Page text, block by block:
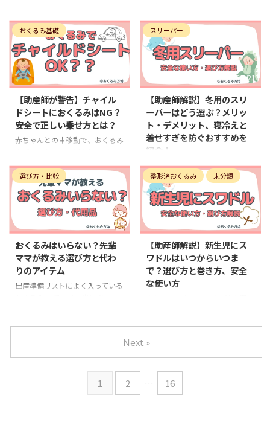
響や、悪影響を避けるためのポイ
ントを、月齢ごとにわかりやすく
解説します。 スワドルが赤ちゃ
んの発 ...
この記事では、赤ちゃんが寝ない
原因と、その対策をやさしく丁寧
にお伝えします。 無理をせず、で
きるところから試してみてく ...
後3週目前後。突然よく泣くよう
になり、「これって普通？」「私
の育児が悪いの？」と不安になる
ママはとても多いです。 この時期
は「魔の3週目」と呼ばれ、新生
児が大きく変化するタイミングと
言われています。 ここでは、魔の
3週目で新生児に何が起きている
のか、よくある様子や対処法、マ
マが少しでも楽になるためのヒン
トを、やさしくわかりやすくお伝
たよ〜！！ 魔の3週目で
新生児に起きていることを知ろう
まずは、魔の3週目で新生児の体
や心にどんな変化が ...
があれば十分？」と迷いますよ
ね。 とくに初めての育児だと、
必要なものとそうでないものの区
別がつきにくく、出産準備の段階
で悩んでしまう方も多いです。 助
産師としてお伝えしたいのは、冬
の寒さ対策で最も大切なのは『温
めること』と同時に『熱をこもら
せすぎないこと』です。 この記
事では、冬生まれの赤ちゃんにお
くるみを使うメリットや注意点、
季節に合った選び方やおすすめの
使い方まで解説します。
冬生まれの赤ちゃんに
おくるみは必要？ 「冬生まれで
おくる ...
おくるみ基礎
2026/2/18
【助産師が警告】チャイル
ドシートにおくるみはNG？
安全で正しい乗せ方とは？
赤ちゃんとの車移動で、おくるみ
のか悩んだことはありませんか？
「おくるみをチャイルドシートで
使っても大丈夫？」「苦しくな
い？危なくない？」と不安に感じ
ているママも多いと思います。
助産師として、そして赤ちゃんの
安全を守る立場からお伝えする
と、おくるみで包んだままベルト
を締めるのは『絶対にNG』で
す。 この記事では、おくるみを
チャイルドシートで使うときの注
スリーパー
2026/2/21
【助産師解説】冬用のスリ
ーパーはどう選ぶ？メリッ
ト・デメリット、寝冷えと
着せすぎを防ぐおすすめを
紹介！
冬の夜、赤ちゃんが寒くないか心
配で、何度も布団をかけ直してい
ませんか。そんなママに人気なの
が「スリーパー」です。 特に冬
用のスリーパーは、寝返りで布団
をはいでしまう赤ちゃんの強い味
は、冬用のスリーパー選びで迷っ
ているママに向けて、メリットや
デメリット、素材の違い、安全に
使うポイント、おすすめの選び方
を使うと、布団からはみ出してし
まう赤ちゃんの体温をキープ ...
選び方・比較
2025/12/27
おくるみはいらない？先輩
ママが教える選び方と代わ
りのアイテム
出産準備リストによく入っている
もあったほうがいいのかを、先輩
ママの失敗談や体験談を交えなが
らわかりやすく解説します。
おくるみはいらないの
整形済おくるみ 未分類
2026/2/22
【助産師解説】新生児にス
ワドルはいつからいつま
で？選び方と巻き方、安全
な使い方
使っても大丈夫なのか、疑問や不
安がある方も多いのではないでし
ょうか。 この記事では、新生児
にスワドルを使うメリットや注意
点、選び方や具体的な巻き方ま
1 2 … 16
Next »